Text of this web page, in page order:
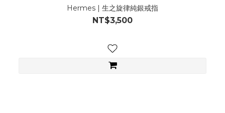
Hermes | 生之旋律純銀戒指
NT$3,500